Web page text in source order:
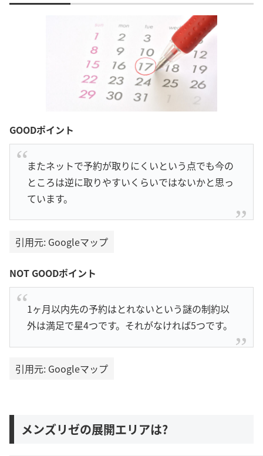
GOODポイント
またネットで予約が取りにくいという点でも今の
ところは逆に取りやすいくらいではないかと思っ
ています。
引用元: Googleマップ
NOT GOODポイント
1ヶ月以内先の予約はとれないという謎の制約以
外は満足で星4つです。それがなければ5つです。
引用元: Googleマップ
メンズリゼの展開エリアは?